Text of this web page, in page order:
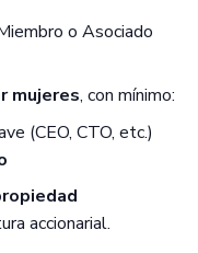
o Asociado
mujeres, con mínimo:
(CEO, CTO, etc.)
accionarial.